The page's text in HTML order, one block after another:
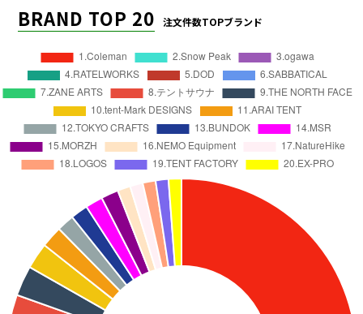
BRAND TOP 20 注文件数TOPブランド